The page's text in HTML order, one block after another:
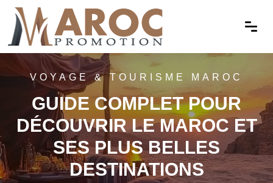
VOYAGE & TOURISME MAROC
GUIDE COMPLET POUR
DÉCOUVRIR LE MAROC ET
SES PLUS BELLES
DESTINATIONS